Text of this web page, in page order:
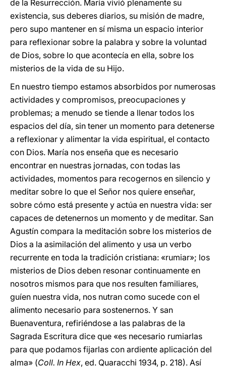
de la Resurrección. María vivió plenamente su
existencia, sus deberes diarios, su misión de madre,
pero supo mantener en sí misma un espacio interior
para reflexionar sobre la palabra y sobre la voluntad
de Dios, sobre lo que acontecía en ella, sobre los
misterios de la vida de su Hijo.
En nuestro tiempo estamos absorbidos por numerosas
actividades y compromisos, preocupaciones y
problemas; a menudo se tiende a llenar todos los
espacios del día, sin tener un momento para detenerse
a reflexionar y alimentar la vida espiritual, el contacto
con Dios. María nos enseña que es necesario
encontrar en nuestras jornadas, con todas las
actividades, momentos para recogernos en silencio y
meditar sobre lo que el Señor nos quiere enseñar,
sobre cómo está presente y actúa en nuestra vida: ser
capaces de detenernos un momento y de meditar. San
Agustín compara la meditación sobre los misterios de
Dios a la asimilación del alimento y usa un verbo
recurrente en toda la tradición cristiana: «rumiar»; los
misterios de Dios deben resonar continuamente en
nosotros mismos para que nos resulten familiares,
guíen nuestra vida, nos nutran como sucede con el
alimento necesario para sostenernos. Y san
Buenaventura, refiriéndose a las palabras de la
Sagrada Escritura dice que «es necesario rumiarlas
para que podamos fijarlas con ardiente aplicación del
alma» (Coll. In Hex, ed. Quaracchi 1934, p. 218). Así